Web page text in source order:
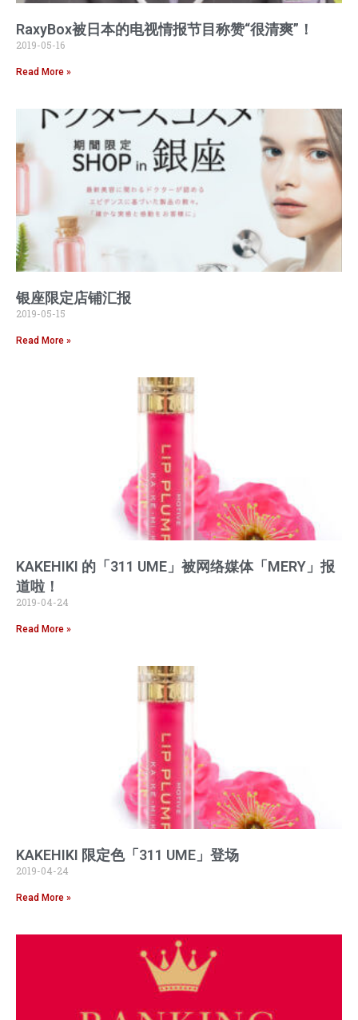
RaxyBox被日本的电视情报节目称赞“很清爽”！
2019-05-16
Read More »
银座限定店铺汇报
2019-05-15
Read More »
KAKEHIKI 的「311 UME」被网络媒体「MERY」报
道啦！
2019-04-24
Read More »
KAKEHIKI 限定色「311 UME」登场
2019-04-24
Read More »